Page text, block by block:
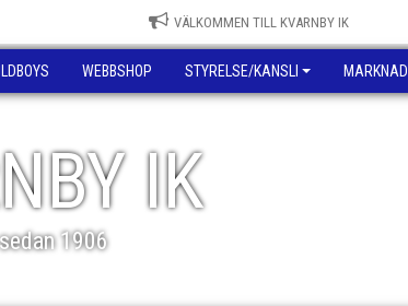
VÄLKOMMEN TILL KVARNBY IK
WEBBSHOP STYRELSE/KANSLI MARKNAD
IK
1906